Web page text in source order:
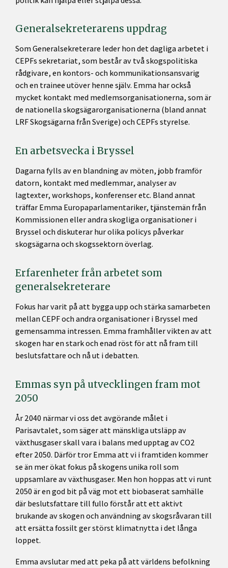
Generalsekreterarens uppdrag
Som Generalsekreterare leder hon det dagliga arbetet i
CEPFs sekretariat, som består av två skogspolitiska
rådgivare, en kontors- och kommunikationsansvarig
och en trainee utöver henne själv. Emma har också
mycket kontakt med medlemsorganisationerna, som är
de nationella skogsägarorganisationerna (bland annat
LRF Skogsägarna från Sverige) och CEPFs styrelse.
En arbetsvecka i Bryssel
Dagarna fylls av en blandning av möten, jobb framför
datorn, kontakt med medlemmar, analyser av
lagtexter, workshops, konferenser etc. Bland annat
träffar Emma Europaparlamentariker, tjänstemän från
Kommissionen eller andra skogliga organisationer i
Bryssel och diskuterar hur olika policys påverkar
skogsägarna och skogssektorn överlag.
Erfarenheter från arbetet som
generalsekreterare
Fokus har varit på att bygga upp och stärka samarbeten
mellan CEPF och andra organisationer i Bryssel med
gemensamma intressen. Emma framhåller vikten av att
skogen har en stark och enad röst för att nå fram till
beslutsfattare och nå ut i debatten.
Emmas syn på utvecklingen fram mot
2050
År 2040 närmar vi oss det avgörande målet i
Parisavtalet, som säger att mänskliga utsläpp av
växthusgaser skall vara i balans med upptag av CO2
efter 2050. Därför tror Emma att vi i framtiden kommer
se än mer ökat fokus på skogens unika roll som
uppsamlare av växthusgaser. Men hon hoppas att vi runt
2050 är en god bit på väg mot ett biobaserat samhälle
där beslutsfattare till fullo förstår att ett aktivt
brukande av skogen och användning av skogsråvaran till
att ersätta fossilt ger störst klimatnytta i det långa
loppet.
Emma avslutar med att peka på att världens befolkning